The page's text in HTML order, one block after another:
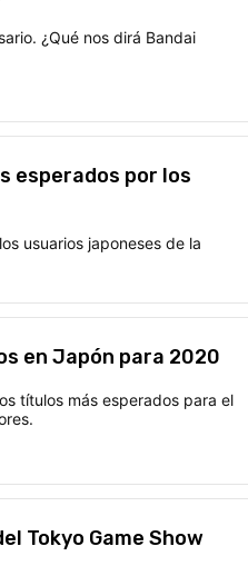
¿Qué nos dirá Bandai
esperados por los
usuarios japoneses de la
en Japón para 2020
títulos más esperados para el
Tokyo Game Show